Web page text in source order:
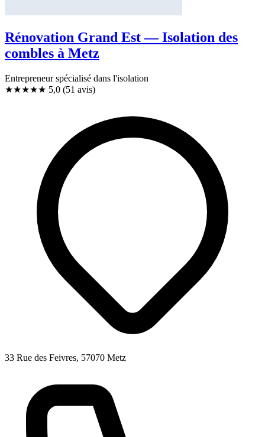
Rénovation Grand Est — Isolation des
combles à Metz
Entrepreneur spécialisé dans l'isolation
★★★★★ 5,0 (51 avis)
33 Rue des Feivres, 57070 Metz